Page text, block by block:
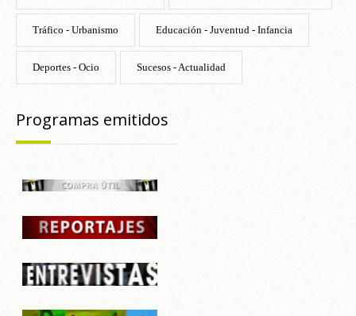
Tráfico - Urbanismo Educación - Juventud - Infancia
Deportes - Ocio Sucesos - Actualidad
Programas emitidos